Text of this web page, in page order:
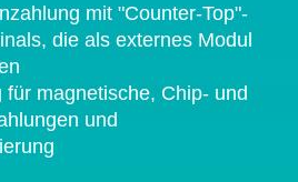
mit "Counter-Top"-
die als externes Modul
für magnetische, Chip- und
und